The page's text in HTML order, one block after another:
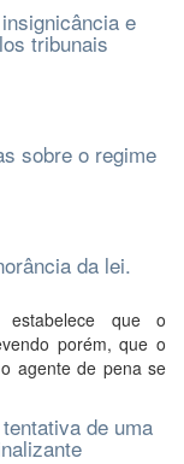
e
tribunais
sobre o regime
da lei.
que o
porém, que o
agente de pena se
de uma